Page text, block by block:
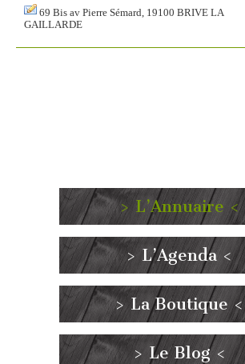
69 Bis av Pierre Sémard, 19100 BRIVE LA
GAILLARDE
> L’Annuaire <
> L’Agenda <
> La Boutique <
> Le Blog <